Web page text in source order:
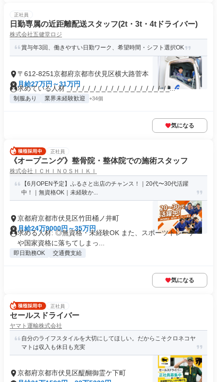
正社員
日勤専属の近距離配送スタッフ(2t・3t・4tドライバー)
株式会社五健堂ロジ
賞与年3回、働きやすい日勤ワーク、希望時間・シフト選択OK
〒612-8251京都府京都市伏見区横大路菅本
月給27万円～31万円
求めている人材 _/_/_/_/_/_/_/_/_/_/_/_/_/_/_/_/_/_...
制服あり 業界未経験歓迎 +34個
気になる
正社員
《オープニング》整骨院・整体院での施術スタッフ
株式会社ＩＣＨＩＮＯＳＨＩＫＩ
【6月OPEN予定】ふるさと出店のチャンス！｜20代〜30代活躍
中！｜無資格OK｜未経験か...
京都府京都市伏見区竹田桶ノ井町
月給24万9000円～35万円
求める人材: ◎無資格・未経験OK また、スポーツトレーナー
や国家資格に落ちてしまっ...
即日勤務OK 交通費支給
気になる
正社員
セールスドライバー
ヤマト運輸株式会社
自分のライフスタイルを大切にしてほしい。だからこそクロネコヤ
マトは収入も休日も充実
京都府京都市伏見区醍醐御霊ケ下町